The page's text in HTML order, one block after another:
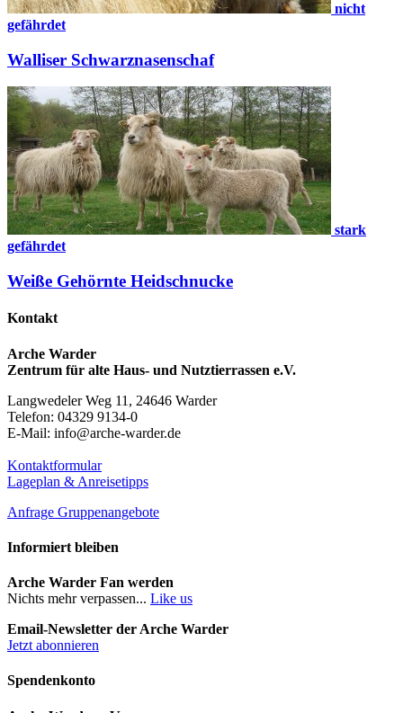
nicht
gefährdet
Walliser Schwarznasenschaf
stark
gefährdet
Weiße Gehörnte Heidschnucke
Kontakt
Arche Warder
Zentrum für alte Haus- und Nutztierrassen e.V.
Langwedeler Weg 11, 24646 Warder
Telefon: 04329 9134-0
E-Mail: info@arche-warder.de
Kontaktformular
Lageplan & Anreisetipps
Anfrage Gruppenangebote
Informiert bleiben
Arche Warder Fan werden
Nichts mehr verpassen... Like us
Email-Newsletter der Arche Warder
Jetzt abonnieren
Spendenkonto